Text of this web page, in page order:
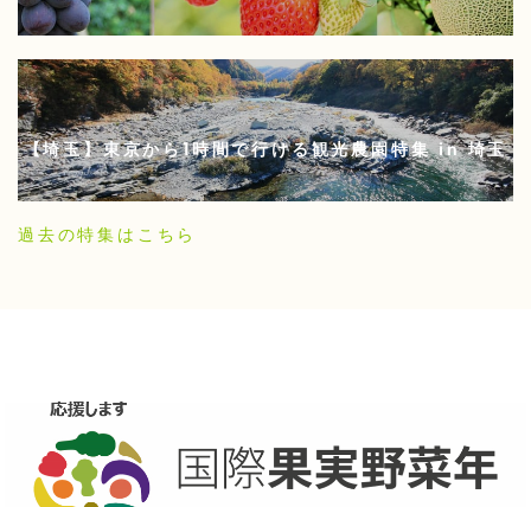
【埼玉】東京から1時間で行ける観光農園特集 in 埼玉
過去の特集はこちら